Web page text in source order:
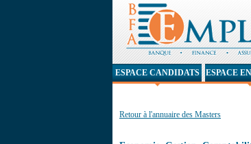
Retour à l'annuaire des Masters
ESPACE CANDIDATS ESPACE